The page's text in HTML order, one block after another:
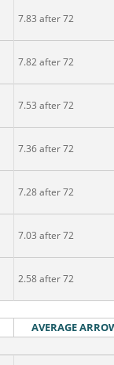
7.83 after 72
7.82 after 72
7.53 after 72
7.36 after 72
7.28 after 72
7.03 after 72
2.58 after 72
AVERAGE